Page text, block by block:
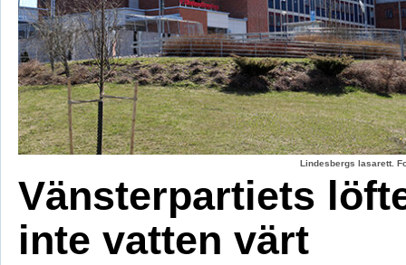
Lindesbergs lasarett.
Vänsterpartiets
inte vatten värt